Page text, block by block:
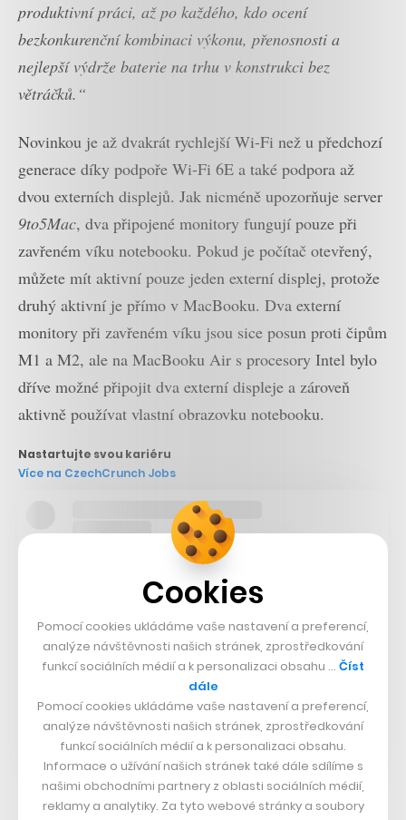
produktivní práci, až po každého, kdo ocení
bezkonkurenční kombinaci výkonu, přenosnosti a
nejlepší výdrže baterie na trhu v konstrukci bez
větráčků.“
Novinkou je až dvakrát rychlejší Wi-Fi než u předchozí
generace díky podpoře Wi-Fi 6E a také podpora až
dvou externích displejů. Jak nicméně upozorňuje server
9to5Mac, dva připojené monitory fungují pouze při
zavřeném víku notebooku. Pokud je počítač otevřený,
můžete mít aktivní pouze jeden externí displej, protože
druhý aktivní je přímo v MacBooku. Dva externí
monitory při zavřeném víku jsou sice posun proti čipům
M1 a M2, ale na MacBooku Air s procesory Intel bylo
dříve možné připojit dva externí displeje a zároveň
aktivně používat vlastní obrazovku notebooku.
Nastartujte svou kariéru
Více na CzechCrunch Jobs
Cookies
Pomocí cookies ukládáme vaše nastavení a preferencí,
analýze návštěvnosti našich stránek, zprostředkování
funkcí sociálních médií a k personalizaci obsahu … Číst
dále
Pomocí cookies ukládáme vaše nastavení a preferencí,
analýze návštěvnosti našich stránek, zprostředkování
funkcí sociálních médií a k personalizaci obsahu.
Informace o užívání našich stránek také dále sdílíme s
našimi obchodními partnery z oblasti sociálních médií,
reklamy a analytiky. Za tyto webové stránky a soubory